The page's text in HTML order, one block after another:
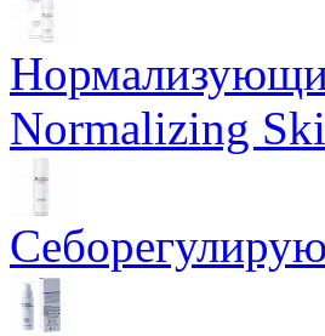
Normalizing